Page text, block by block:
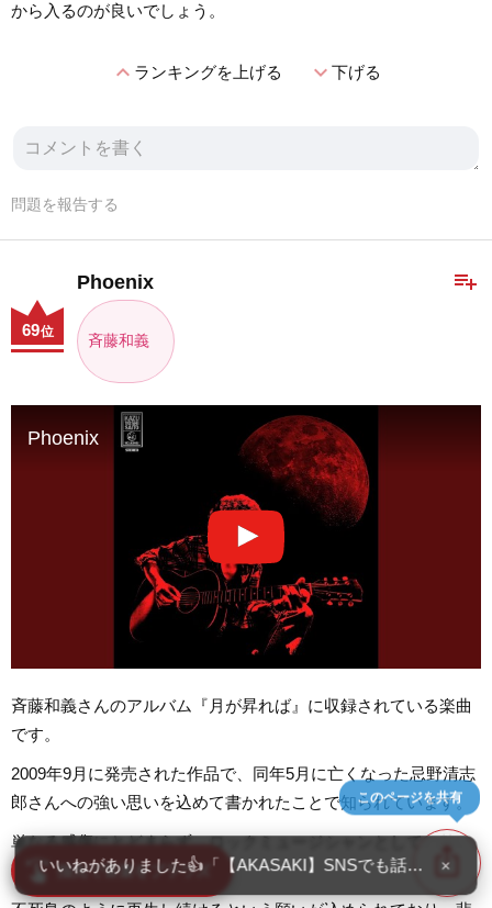
から入るのが良いでしょう。
expand_lessランキングを上げる expand_more下げる
問題を報告する
playlist_add
Phoenix
斉藤和義
69位
Phoenix
斉藤和義さんのアルバム『月が昇れば』に収録されている楽曲
です。
2009年9月に発売された作品で、同年5月に亡くなった忌野清志
郎さんへの強い思いを込めて書かれたことで知られています。
単なる感傷にとどまらず、ロックミュージシャンとしての熱い
魂が感じられる1曲。
ios_share
このページを共有
swipe 指先で音楽をブラウズ
いいねがありました👍「【やなせたかしさんのおすすめ曲
×